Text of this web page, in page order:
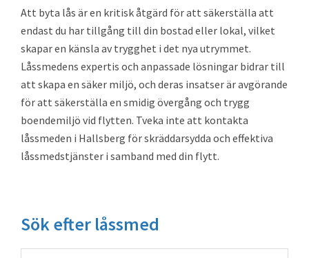
Att byta lås är en kritisk åtgärd för att säkerställa att
endast du har tillgång till din bostad eller lokal, vilket
skapar en känsla av trygghet i det nya utrymmet.
Låssmedens expertis och anpassade lösningar bidrar till
att skapa en säker miljö, och deras insatser är avgörande
för att säkerställa en smidig övergång och trygg
boendemiljö vid flytten. Tveka inte att kontakta
låssmeden i Hallsberg för skräddarsydda och effektiva
låssmedstjänster i samband med din flytt.
Primärt
sidofält
Sök efter låssmed